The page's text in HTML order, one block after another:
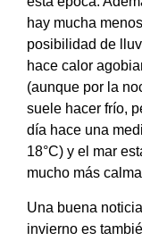
hay mucha menos
posibilidad de
hace calor
(aunque por la
suele hacer frío,
día hace una
18°C) y el mar
mucho más
Una buena
invierno es